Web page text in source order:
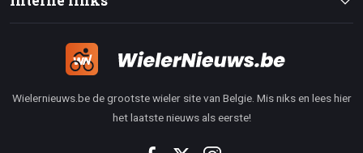
Wielernieuws.be de grootste wieler site van Belgie. Mis niks en lees hier
het laatste nieuws als eerste!